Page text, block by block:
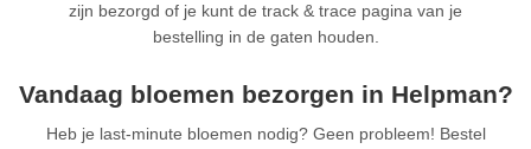
zijn bezorgd of je kunt de track & trace pagina van je
bestelling in de gaten houden.
Vandaag bloemen bezorgen in Helpman?
Heb je last-minute bloemen nodig? Geen probleem! Bestel